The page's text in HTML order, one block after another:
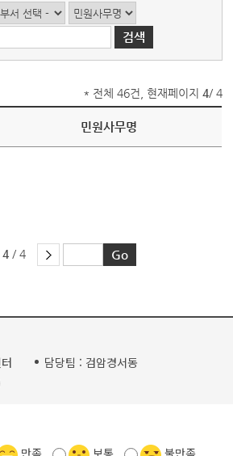
* 전체 46건, 현재페이지 4/ 4
민원사무명
4 / 4
담당팀 : 검암경서동
만족 보통 불만족